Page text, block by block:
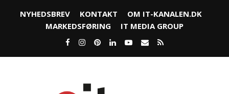
NYHEDSBREV KONTAKT
OM IT-KANALEN.DK
MARKEDSFØRING
IT MEDIA GROUP